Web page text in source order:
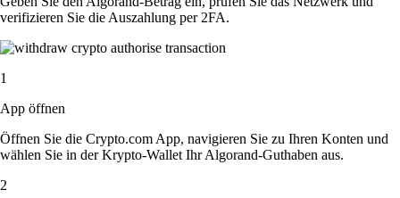
verifizieren Sie die Auszahlung per 2FA.
1
App öffnen
Öffnen Sie die Crypto.com App, navigieren Sie zu Ihren Konten und
wählen Sie in der Krypto-Wallet Ihr Algorand-Guthaben aus.
2